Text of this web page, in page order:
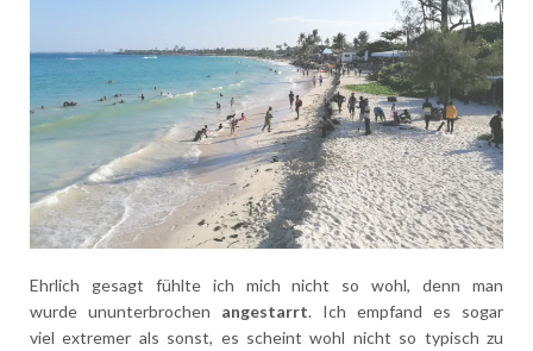
Ehrlich gesagt fühlte ich mich nicht so wohl, denn man
wurde ununterbrochen angestarrt. Ich empfand es sogar
viel extremer als sonst, es scheint wohl nicht so typisch zu